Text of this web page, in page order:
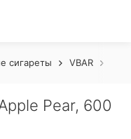
сигареты VBAR
Pear, 600